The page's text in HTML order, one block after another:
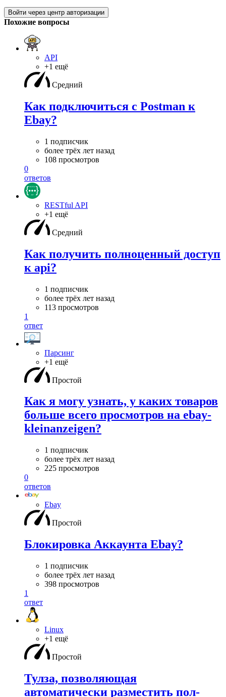
Войти через центр авторизации
Похожие вопросы
API
+1 ещё
Средний
Как подключиться с Postman к
Ebay?
1 подписчик
более трёх лет назад
108 просмотров
0
ответов
RESTful API
+1 ещё
Средний
Как получить полноценный доступ
к api?
1 подписчик
более трёх лет назад
113 просмотров
1
ответ
Парсинг
+1 ещё
Простой
Как я могу узнать, у каких товаров
больше всего просмотров на ebay-
kleinanzeigen?
1 подписчик
более трёх лет назад
225 просмотров
0
ответов
Ebay
Простой
Блокировка Аккаунта Ebay?
1 подписчик
более трёх лет назад
398 просмотров
1
ответ
Linux
+1 ещё
Простой
Тулза, позволяющая
автоматически разместить пол-